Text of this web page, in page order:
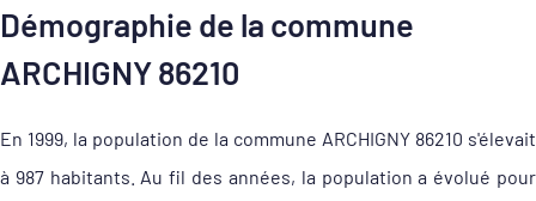
Démographie de la commune
ARCHIGNY 86210
En 1999, la population de la commune ARCHIGNY 86210 s'élevait
à 987 habitants. Au fil des années, la population a évolué pour